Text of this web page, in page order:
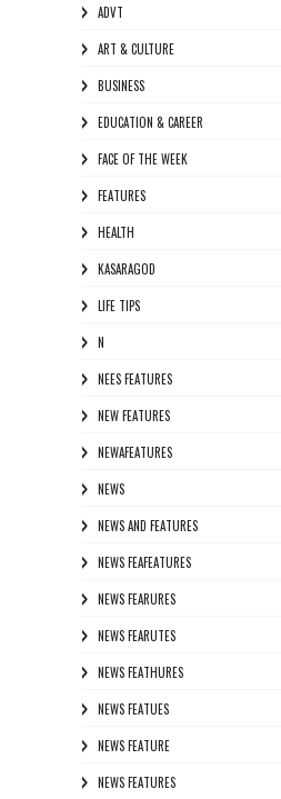
ADVT
ART & CULTURE
BUSINESS
EDUCATION & CAREER
FACE OF THE WEEK
FEATURES
HEALTH
KASARAGOD
LIFE TIPS
N
NEES FEATURES
NEW FEATURES
NEWAFEATURES
NEWS
NEWS AND FEATURES
NEWS FEAFEATURES
NEWS FEARURES
NEWS FEARUTES
NEWS FEATHURES
NEWS FEATUES
NEWS FEATURE
NEWS FEATURES